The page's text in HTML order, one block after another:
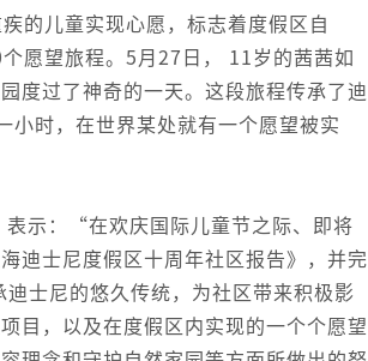
的儿童实现心愿，标志着度假区自
愿望旅程。5月27日， 11岁的茜茜如
度过了神奇的一天。这段旅程传承了迪
时，在世界某处就有一个愿望被实
示：“在欢庆国际儿童节之际、即将
迪士尼度假区十周年社区报告》，并完
士尼的悠久传统，为社区带来积极影
目，以及在度假区内实现的一个个愿望